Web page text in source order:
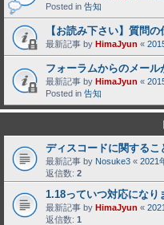
Posted in 告知
【お読み下さい】質問の
最新記事 by HimaJyun «
フォーラムからのメール
最新記事 by HimaJyun «
Posted in 告知
ディスコードに関するこ
最新記事 by Nosuke3 « 2021
返信数: 2
1.18っていつ対応になり
最新記事 by HimaJyun «
返信数: 1